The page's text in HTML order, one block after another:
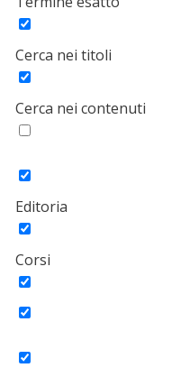
Cerca nei titoli
Cerca nei contenuti
Editoria
Corsi